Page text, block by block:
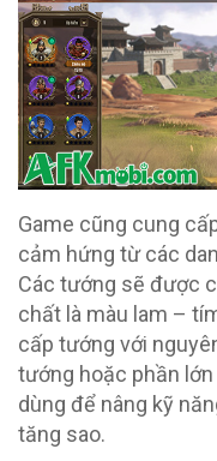
Game cũng cung
cảm hứng từ các
Các tướng sẽ được
chất là màu lam –
cấp tướng với
tướng hoặc phần
dùng để nâng kỹ
tăng sao.